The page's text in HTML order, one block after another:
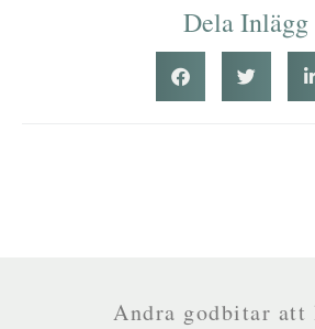
Dela Inlägg
Andra godbitar